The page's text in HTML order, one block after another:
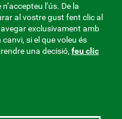
Social, 275.
2026
l’ús. De la
al vostre gust fent clic al
exclusivament amb
canvi, si el que voleu és
una decisió, feu clic